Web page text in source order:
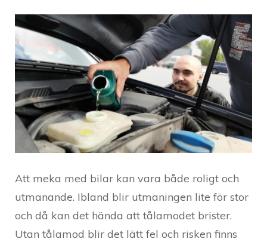
Att meka med bilar kan vara både roligt och
utmanande. Ibland blir utmaningen lite för stor
och då kan det hända att tålamodet brister.
Utan tålamod blir det lätt fel och risken finns